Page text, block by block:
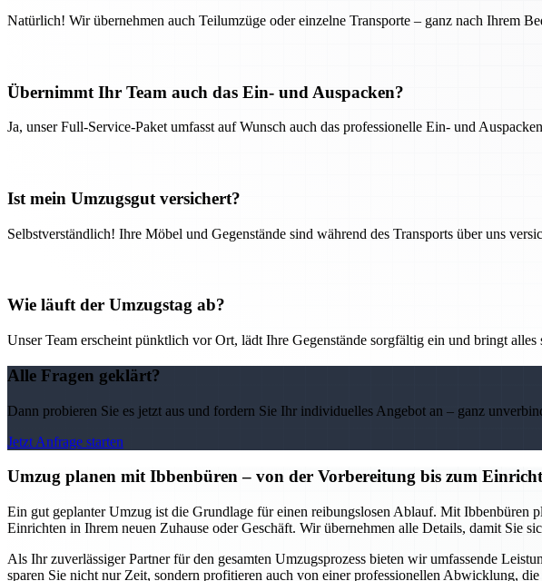
Natürlich! Wir übernehmen auch Teilumzüge oder einzelne Transporte – ganz nach Ihrem
Übernimmt Ihr Team auch das Ein- und Auspacken?
Ja, unser Full-Service-Paket umfasst auf Wunsch auch das professionelle Ein- und
Ist mein Umzugsgut versichert?
Selbstverständlich! Ihre Möbel und Gegenstände sind während des Transports über uns
Wie läuft der Umzugstag ab?
Unser Team erscheint pünktlich vor Ort, lädt Ihre Gegenstände sorgfältig ein und bringt
Alle Fragen geklärt?
Dann probieren Sie es jetzt aus und fordern Sie Ihr individuelles Angebot an – ganz
Jetzt Anfrage starten
Umzug planen mit Ibbenbüren – von der Vorbereitung bis zum
Ein gut geplanter Umzug ist die Grundlage für einen reibungslosen Ablauf. Mit Ibbenbüren
Einrichten in Ihrem neuen Zuhause oder Geschäft. Wir übernehmen alle Details, damit Sie
Als Ihr zuverlässiger Partner für den gesamten Umzugsprozess bieten wir umfassende
sparen Sie nicht nur Zeit, sondern profitieren auch von einer professionellen Abwicklung,